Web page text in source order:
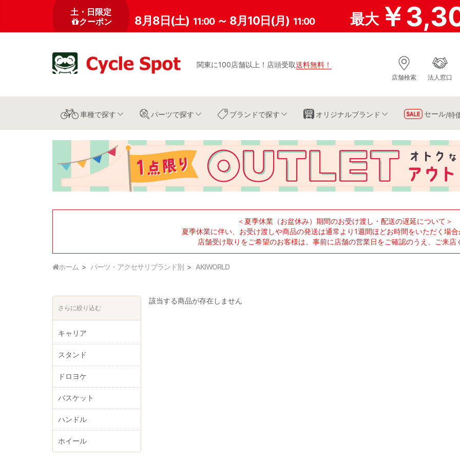
土・日限定
クーポン
8月8日(土) 11:00 ～ 8月10日(月) 11:00 最大￥
関東に100店舗以上 ！ 店頭受取送料無料 ！
店舗検索 法人窓口
車種で探す パーツで探す ブランドで探す オリジナルブランド セール/特
＜夏季休業（お盆休み）期間のお受け渡し・配送の遅延について＞
夏季休業に伴い、お受け渡しや商品の発送は通常より1週間ほどお時間をいただく場合
店舗受け取りをご希望のお客様は、事前に店舗の営業日をご確認のうえ、ご来店
ホーム パーツ・アクセサリブランド別 AKIWORLD
該当する商品が存在しません
さらに絞り込む
キャリア
スタンド
ドロヨケ
バスケット
ハンドル
ホイール